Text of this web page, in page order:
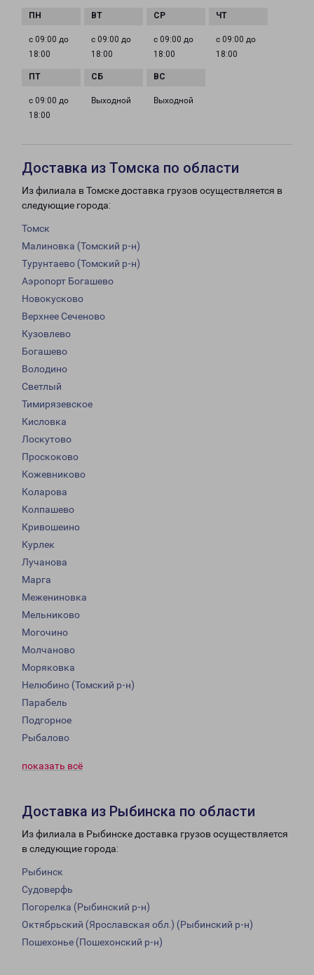
с 09:00 до
18:00
с 09:00 до
18:00
с 09:00 до
18:00
с 09:00 до
18:00
с 09:00 до
18:00
Выходной Выходной
Доставка из Томска по области
Из филиала в Томске доставка грузов осуществляется в
следующие города:
Томск
Малиновка (Томский р-н)
Турунтаево (Томский р-н)
Аэропорт Богашево
Новокусково
Верхнее Сеченово
Кузовлево
Богашево
Володино
Светлый
Тимирязевское
Кисловка
Лоскутово
Проскоково
Кожевниково
Коларова
Колпашево
Кривошеино
Курлек
Лучанова
Марга
Межениновка
Мельниково
Могочино
Молчаново
Моряковка
Нелюбино (Томский р-н)
Парабель
Подгорное
Рыбалово
показать всё
Доставка из Рыбинска по области
Из филиала в Рыбинске доставка грузов осуществляется
в следующие города:
Рыбинск
Судоверфь
Погорелка (Рыбинский р-н)
Октябрьский (Ярославская обл.) (Рыбинский р-н)
Пошехонье (Пошехонский р-н)